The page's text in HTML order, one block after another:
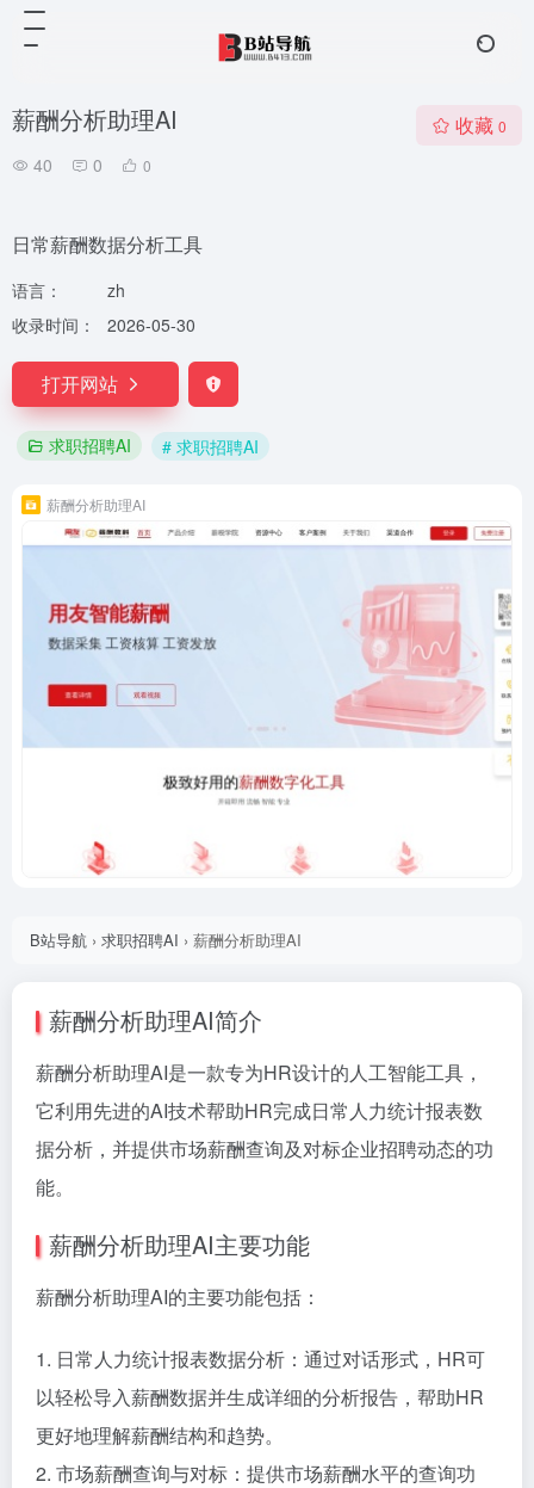
薪酬分析助理AI
40 0 0
收藏 0
日常薪酬数据分析工具
语言：
zh
收录时间：
2026-05-30
打开网站
求职招聘AI # 求职招聘AI
薪酬分析助理AI
B站导航 › 求职招聘AI › 薪酬分析助理AI
薪酬分析助理AI简介
薪酬分析助理AI是一款专为HR设计的人工智能工具，
它利用先进的AI技术帮助HR完成日常人力统计报表数
据分析，并提供市场薪酬查询及对标企业招聘动态的功
能。
薪酬分析助理AI主要功能
薪酬分析助理AI的主要功能包括：
1. 日常人力统计报表数据分析：通过对话形式，HR可
以轻松导入薪酬数据并生成详细的分析报告，帮助HR
更好地理解薪酬结构和趋势。
2. 市场薪酬查询与对标：提供市场薪酬水平的查询功